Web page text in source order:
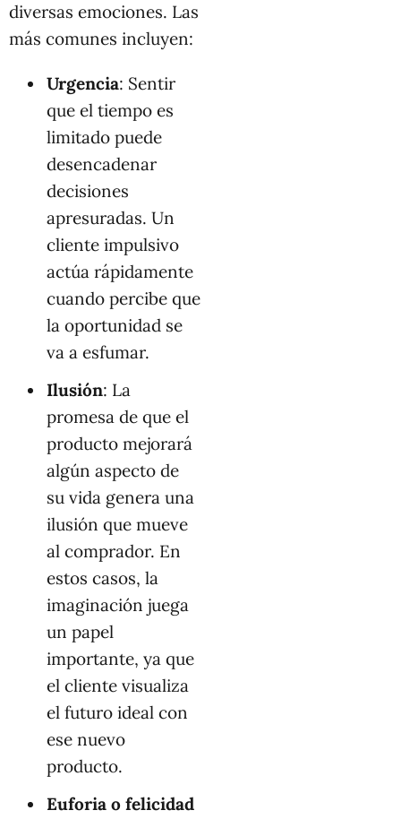
diversas emociones. Las
más comunes incluyen:
Urgencia: Sentir
que el tiempo es
limitado puede
desencadenar
decisiones
apresuradas. Un
cliente impulsivo
actúa rápidamente
cuando percibe que
la oportunidad se
va a esfumar.
Ilusión: La
promesa de que el
producto mejorará
algún aspecto de
su vida genera una
ilusión que mueve
al comprador. En
estos casos, la
imaginación juega
un papel
importante, ya que
el cliente visualiza
el futuro ideal con
ese nuevo
producto.
Euforia o felicidad